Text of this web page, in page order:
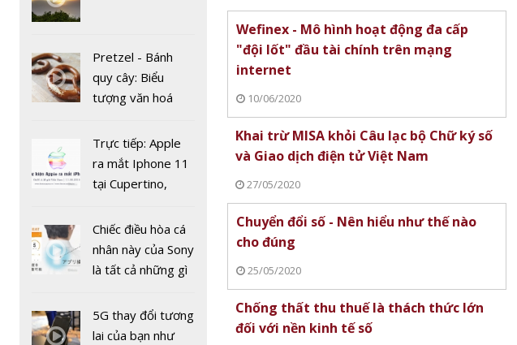
Vụ 18 trẻ sơ sinh
vacicne Covid-19:
Sở Y tế Hà Nội
họp Hội đồng
Pretzel - Bánh
quy cây: Biểu
tượng văn hoá
tranh cãi về nguồn
gốc
Trực tiếp: Apple
ra mắt Iphone 11
tại Cupertino,
Chiếc điều hòa cá
nhân này của Sony
là tất cả những gì
sót qua mùa hè
nóng nực
5G thay đổi tương
lai của bạn như
Wefinex - Mô hình hoạt động đa cấp
"đội lốt" đầu tài chính trên mạng
internet
10/06/2020
Khai trừ MISA khỏi Câu lạc bộ Chữ ký số
và Giao dịch điện tử Việt Nam
27/05/2020
Chuyển đổi số - Nên hiểu như thế nào
cho đúng
25/05/2020
Chống thất thu thuế là thách thức lớn
đối với nền kinh tế số